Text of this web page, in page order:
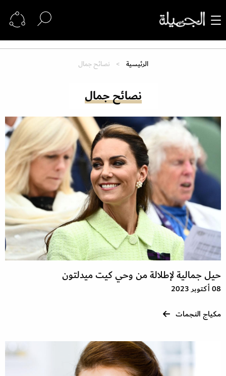
الرئيسية نصائح جمال
نصائح جمال
حيل جمالية لإطلالة من وحي كيت ميدلتون
08 أكتوبر 2023
مكياج النجمات